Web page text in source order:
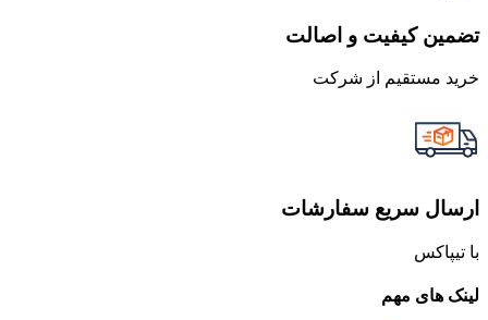
تضمین کیفیت و اصالت
خرید مستقیم از شرکت
ارسال سریع سفارشات
با تیپاکس
لینک های مهم